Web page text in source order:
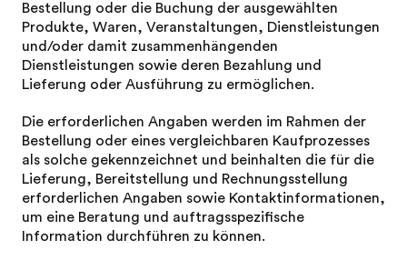
Bestellung oder die Buchung der ausgewählten
Produkte, Waren, Veranstaltungen, Dienstleistungen
und/oder damit zusammenhängenden
Dienstleistungen sowie deren Bezahlung und
Lieferung oder Ausführung zu ermöglichen.
Die erforderlichen Angaben werden im Rahmen der
Bestellung oder eines vergleichbaren Kaufprozesses
als solche gekennzeichnet und beinhalten die für die
Lieferung, Bereitstellung und Rechnungsstellung
erforderlichen Angaben sowie Kontaktinformationen,
um eine Beratung und auftragsspezifische
Information durchführen zu können.